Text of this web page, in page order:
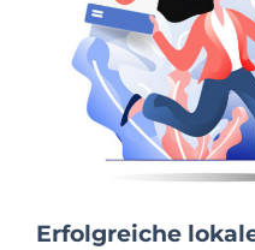
Erfolgreiche